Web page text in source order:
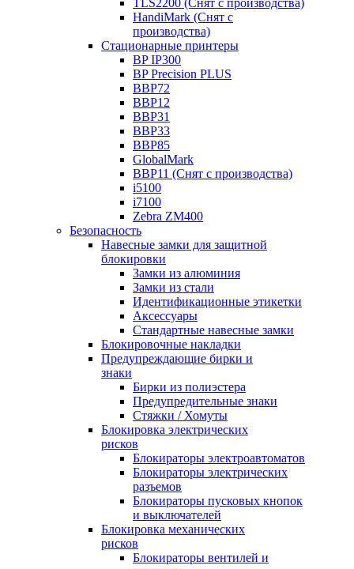
TLS2200 (Снят с производства)
HandiMark (Снят с
производства)
Стационарные принтеры
BP IP300
BP Precision PLUS
BBP72
BBP12
BBP31
BBP33
BBP85
GlobalMark
BBP11 (Снят с производства)
i5100
i7100
Zebra ZM400
Безопасность
Навесные замки для защитной
блокировки
Замки из алюминия
Замки из стали
Идентификационные этикетки
Аксессуары
Стандартные навесные замки
Блокировочные накладки
Предупреждающие бирки и
знаки
Бирки из полиэстера
Предупредительные знаки
Стяжки / Хомуты
Блокировка электрических
рисков
Блокираторы электроавтоматов
Блокираторы электрических
разъемов
Блокираторы пусковых кнопок
и выключателей
Блокировка механических
рисков
Блокираторы вентилей и